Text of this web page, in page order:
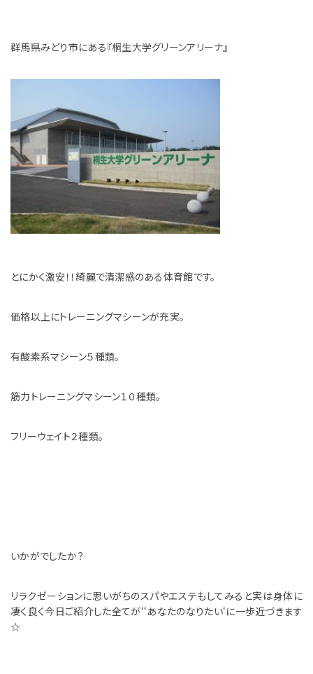
群馬県みどり市にある『桐生大学グリーンアリーナ』
とにかく激安！！綺麗で清潔感のある体育館です。
価格以上にトレーニングマシーンが充実。
有酸素系マシーン５種類。
筋力トレーニングマシーン１０種類。
フリーウェイト２種類。
いかがでしたか？
リラクゼーションに思いがちのスパやエステもしてみると実は身体に
凄く良く今日ご紹介した全てが‘‘あなたのなりたい‘に一歩近づきます
☆